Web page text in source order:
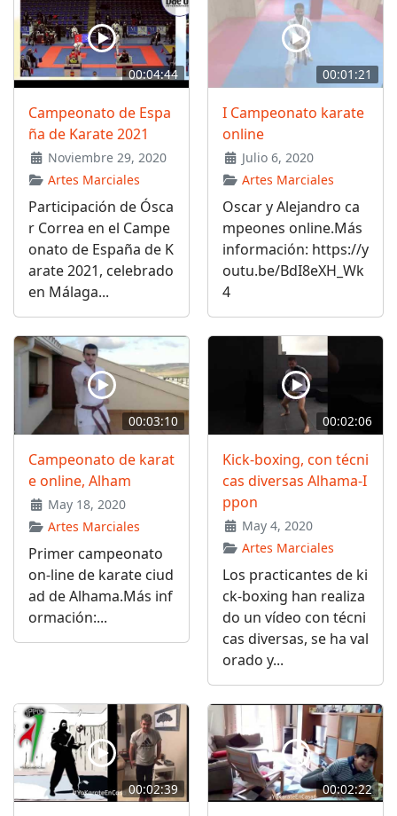
00:04:44
Campeonato de Espa
ña de Karate 2021
Noviembre 29, 2020
Artes Marciales
Participación de Ósca
r Correa en el Campe
onato de España de K
arate 2021, celebrado
en Málaga...
00:01:21
I Campeonato karate
online
Julio 6, 2020
Artes Marciales
Oscar y Alejandro ca
mpeones online.Más
información: https://y
outu.be/BdI8eXH_Wk
4
00:03:10
Campeonato de karat
e online, Alham
May 18, 2020
Artes Marciales
Primer campeonato
on-line de karate ciud
ad de Alhama.Más inf
ormación:...
00:02:06
Kick-boxing, con técni
cas diversas Alhama-I
ppon
May 4, 2020
Artes Marciales
Los practicantes de ki
ck-boxing han realiza
do un vídeo con técni
cas diversas, se ha val
orado y...
00:02:39 00:02:22